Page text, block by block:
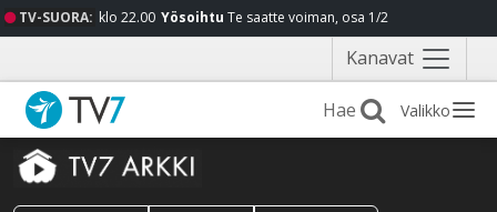
TV-SUORA: klo 22.00 Yösoihtu Te saatte voiman, osa 1/2
Kanavat Näytä
valikko
Valikko